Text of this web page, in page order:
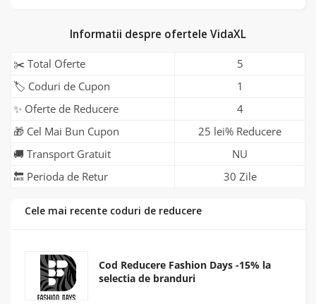
Informatii despre ofertele VidaXL
✂️ Total Oferte
5
🏷️ Coduri de Cupon
1
✨ Oferte de Reducere
4
🎁 Cel Mai Bun Cupon
25 lei% Reducere
🚚 Transport Gratuit
NU
🔙 Perioda de Retur
30 Zile
Cele mai recente coduri de reducere
Cod Reducere Fashion Days -15% la
selectia de branduri